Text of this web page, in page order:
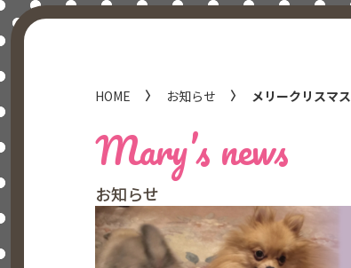
HOME お知らせ メリークリスマス
Mary’s news
お知らせ